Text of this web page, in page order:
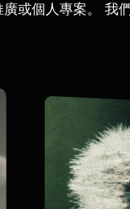
或個人專案。 我